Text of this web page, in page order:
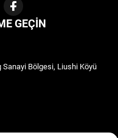
GEÇIN
Sanayi Bölgesi, Liushi Köyü